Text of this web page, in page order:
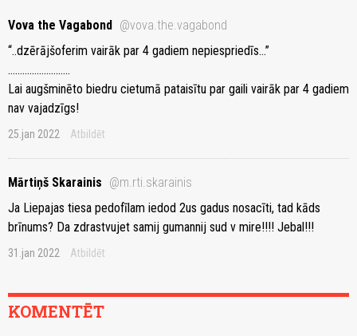
Vova the Vagabond
@vova.the.vagabond
“..dzērājšoferim vairāk par 4 gadiem nepiespriedīs…”
……………………..
Lai augšminēto biedru cietumā pataisītu par gaili vairāk par 4 gadiem
nav vajadzīgs!
25.jan 2022 Atbildēt
Mārtiņš Skarainis @m.rti.skarainis
Ja Liepajas tiesa pedofīlam iedod 2us gadus nosacīti, tad kāds
brīnums? Da zdrastvujet samij gumannij sud v mire!!!! Jebal!!!
31.jan 2022 Atbildēt
KOMENTĒT